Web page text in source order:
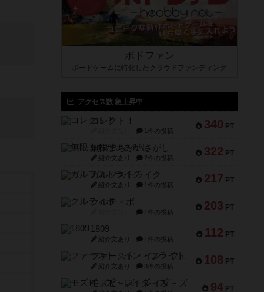
ボドファン
ボードゲームに特化したクラウドファンディング
アクセス数 急上昇中
340 PT
コレクト！
1件の投稿
322 PT
無限まちがいさがし
紹介文あり 2件の投稿
217 PT
ガルフストライク
紹介文あり 1件の投稿
203 PT
クルティボ
1件の投稿
112 PT
1809
紹介文あり 1件の投稿
108 PT
ファースト・イン・フライト
紹介文あり 3件の投稿
94 PT
モズビ－ズ・レイダ－ズ